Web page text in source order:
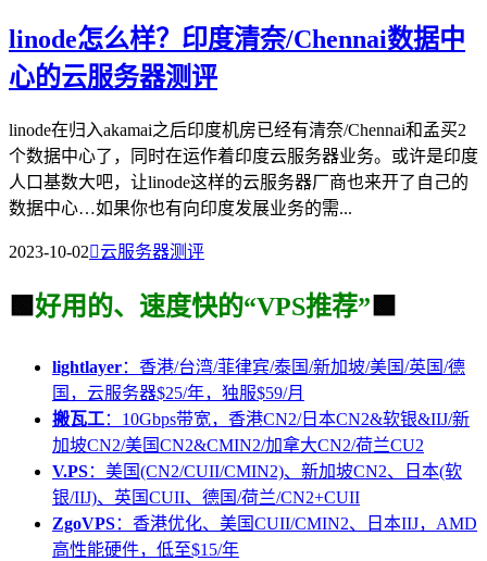
linode怎么样？印度清奈/Chennai数据中
心的云服务器测评
linode在归入akamai之后印度机房已经有清奈/Chennai和孟买2
个数据中心了，同时在运作着印度云服务器业务。或许是印度
人口基数大吧，让linode这样的云服务器厂商也来开了自己的
数据中心…如果你也有向印度发展业务的需...
2023-10-02云服务器测评
🟩 好用的、速度快的“VPS推荐” 🟩
lightlayer：香港/台湾/菲律宾/泰国/新加坡/美国/英国/德
国，云服务器$25/年，独服$59/月
搬瓦工：10Gbps带宽，香港CN2/日本CN2&软银&IIJ/新
加坡CN2/美国CN2&CMIN2/加拿大CN2/荷兰CU2
V.PS：美国(CN2/CUII/CMIN2)、新加坡CN2、日本(软
银/IIJ)、英国CUII、德国/荷兰/CN2+CUII
ZgoVPS：香港优化、美国CUII/CMIN2、日本IIJ，AMD
高性能硬件，低至$15/年